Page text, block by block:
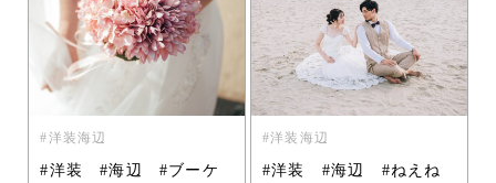
洋装海辺
#洋装 #海辺 #ブーケ
洋装海辺
#洋装 #海辺 #ねえね